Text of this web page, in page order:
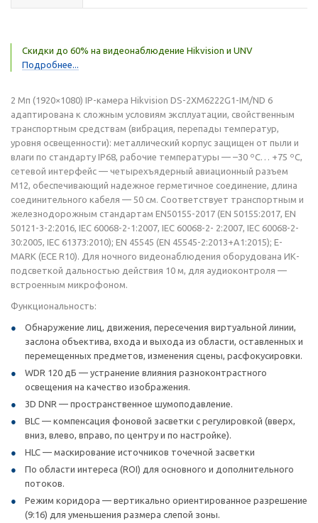
Скидки до 60% на видеонаблюдение Hikvision и UNV
Подробнее...
2 Мп (1920×1080) IP-камера Hikvision DS-2XM6222G1-IM/ND 6
адаптирована к сложным условиям эксплуатации, свойственным
транспортным средствам (вибрация, перепады температур,
уровня освещенности): металлический корпус защищен от пыли и
влаги по стандарту IP68, рабочие температуры — –30 ºС… +75 ºС,
сетевой интерфейс — четырехъядерный авиационный разъем
M12, обеспечивающий надежное герметичное соединение, длина
соединительного кабеля — 50 см. Соответствует транспортным и
железнодорожным стандартам EN50155-2017 (EN 50155:2017, EN
50121-3-2:2016, IEC 60068-2-1:2007, IEC 60068-2- 2:2007, IEC 60068-2-
30:2005, IEC 61373:2010); EN 45545 (EN 45545-2:2013+A1:2015); E-
MARK (ECE R10). Для ночного видеонаблюдения оборудована ИК-
подсветкой дальностью действия 10 м, для аудиоконтроля —
встроенным микрофоном.
Функциональность:
Обнаружение лиц, движения, пересечения виртуальной линии,
заслона объектива, входа и выхода из области, оставленных и
перемещенных предметов, изменения сцены, расфокусировки.
WDR 120 дБ — устранение влияния разноконтрастного
освещения на качество изображения.
3D DNR — пространственное шумоподавление.
BLC — компенсация фоновой засветки с регулировкой (вверх,
вниз, влево, вправо, по центру и по настройке).
HLC — маскирование источников точечной засветки
По области интереса (ROI) для основного и дополнительного
потоков.
Режим коридора — вертикально ориентированное разрешение
(9:16) для уменьшения размера слепой зоны.